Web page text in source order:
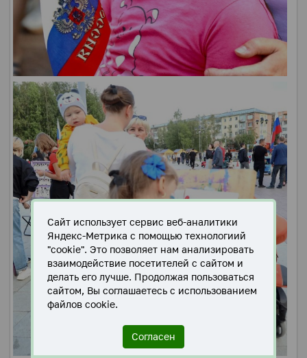
Сайт использует сервис веб-аналитики
Яндекс-Метрика с помощью технологиий
"cookie". Это позволяет нам анализировать
взаимодействие посетителей с сайтом и
делать его лучше. Продолжая пользоваться
сайтом, Вы соглашаетесь с использованием
файлов cookie.
Согласен